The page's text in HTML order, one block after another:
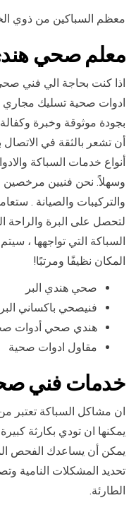
معظم السباكين من ذوي
معلم صحي
اذا كنت بحاجة الي فني
ادوات صحية تسليك مجاري
بجودة موثوقة وخبرة
أن تشعر بالثقة في
أنواع خدمات السباكة
وسهلاً. نحن فنيين مرخصين
والتركيبات والصيانة .
لتحصل على البرة
السباكة التي تواجهها ،
المكان نظيفًا ومرتبًا!
صحي هندي البر
فنيصحي باكساني البر
هندي صحي أدوات
مقاول ادوات صحية
خدمات فني
ان مشاكل السباكة تعتبر
يمكنها ان تودي بكارثة
يمكن أن يساعدك الفحص
تحديد المشكلات النامية
الطارئة.